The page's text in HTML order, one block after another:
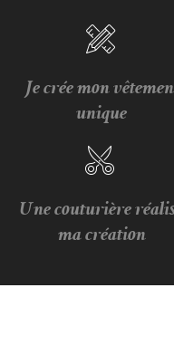
Je crée mon
unique
Une couturière
ma création